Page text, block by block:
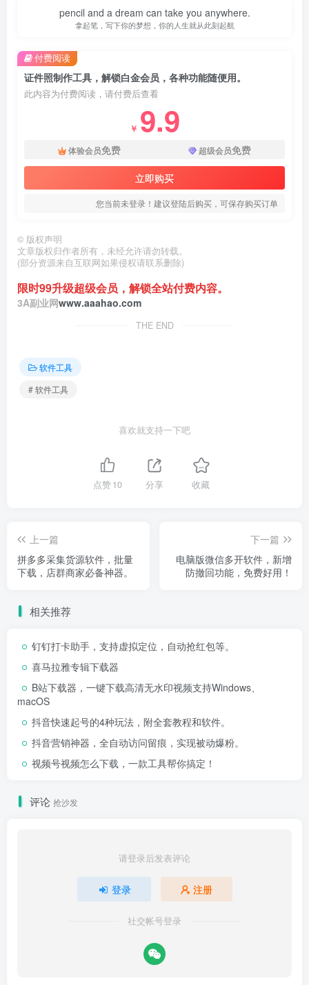
pencil and a dream can take you anywhere.
拿起笔，写下你的梦想，你的人生就从此刻起航
证件照制作工具，解锁白金会员，各种功能随便用。
此内容为付费阅读，请付费后查看
￥ 9.9
体验会员免费 超级会员免费
立即购买
您当前未登录！建议登陆后购买，可保存购买订单
付费阅读
© 版权声明
文章版权归作者所有，未经允许请勿转载。
(部分资源来自互联网如果侵权请联系删除)
限时99升级超级会员，解锁全站付费内容。
3A副业网www.aaahao.com
THE END
软件工具
# 软件工具
喜欢就支持一下吧
点赞10 分享 收藏
上一篇
拼多多采集货源软件，批量
下载，店群商家必备神器。
下一篇
电脑版微信多开软件，新增
防撤回功能，免费好用！
相关推荐
钉钉打卡助手，支持虚拟定位，自动抢红包等。
喜马拉雅专辑下载器
B站下载器，一键下载高清无水印视频支持Windows、
macOS
抖音快速起号的4种玩法，附全套教程和软件。
抖音营销神器，全自动访问留痕，实现被动爆粉。
视频号视频怎么下载，一款工具帮你搞定！
评论 抢沙发
请登录后发表评论
登录 注册
社交帐号登录